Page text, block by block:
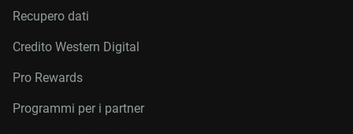
Recupero dati
Credito Western Digital
Pro Rewards
Programmi per i partner